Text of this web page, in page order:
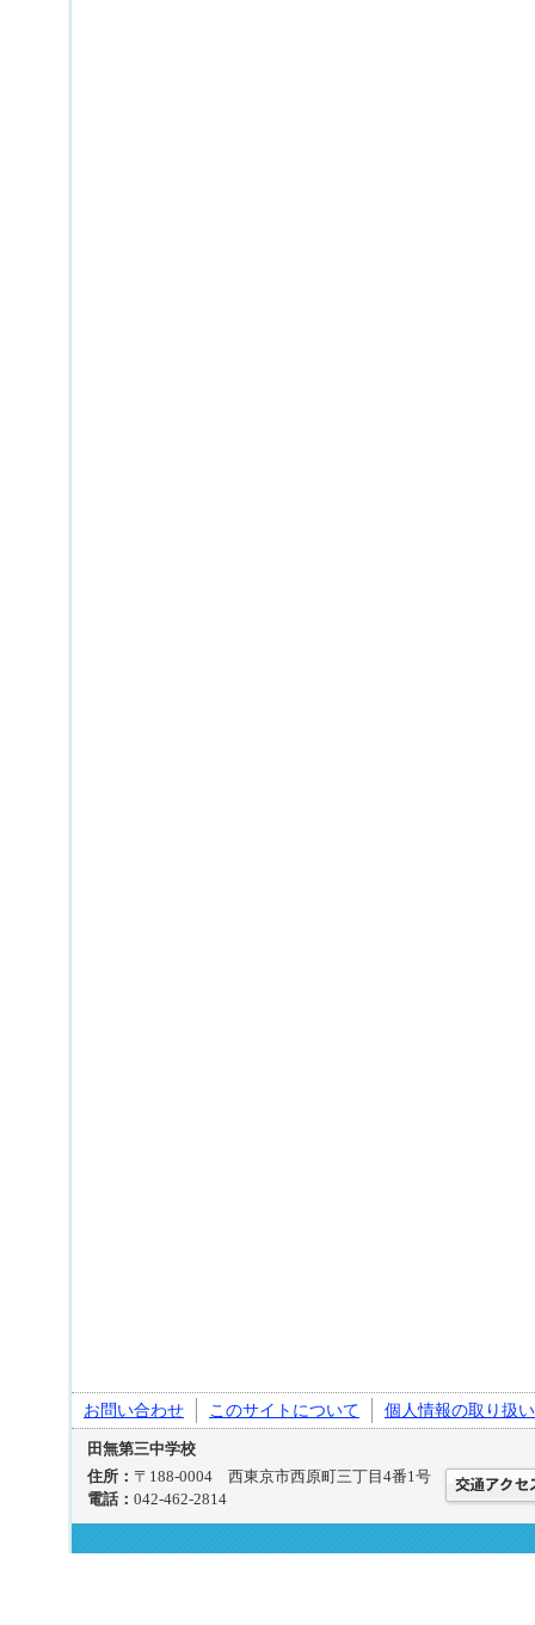
お問い合わせ このサイトについて 個人情報の取り扱い
田無第三中学校
住所： 〒188-0004 西東京市西原町三丁目4番1号
電話： 042-462-2814